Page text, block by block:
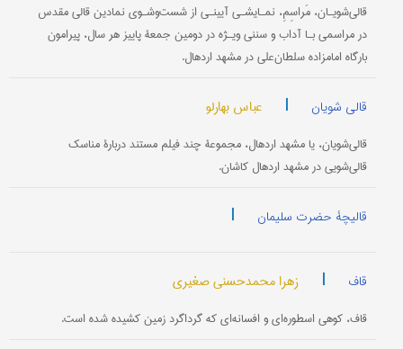
قالی‌شویـان، مَراسِمِ، نمـایشـی آیینـی از شست‌وشـوی نمادین قالی مقدس
در مراسمی بـا آداب و سننی ویـژه در دومین جمعۀ پاییز هر سال، پیرامون
بارگاه امامزاده سلطان‌علی در مشهد اردهال.
قالی شویان | عباس بهارلو
قالی‌شویان، یا مشهد اردهال، مجموعۀ چند فیلم مستند دربارۀ مناسک
قالی‌شویی در مشهد اردهال کاشان.
قالیچۀ حضرت سلیمان |
قاف | زهرا محمدحسنی صغیری
قاف، کوهی اسطوره‌ای و افسانه‌ای که گرداگرد زمین کشیده شده است.